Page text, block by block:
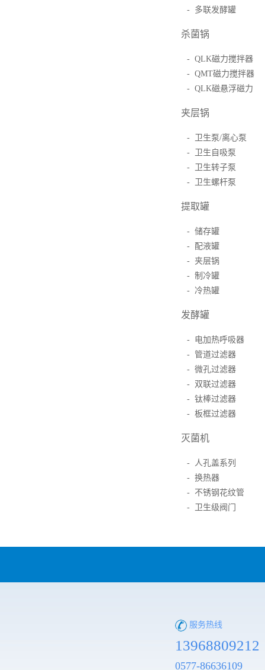
- 多联发酵罐
杀菌锅
- QLK磁力搅拌器
- QMT磁力搅拌器
- QLK磁悬浮磁力
夹层锅
- 卫生泵/离心泵
- 卫生自吸泵
- 卫生转子泵
- 卫生螺杆泵
提取罐
- 储存罐
- 配液罐
- 夹层锅
- 制冷罐
- 冷热罐
发酵罐
- 电加热呼吸器
- 管道过滤器
- 微孔过滤器
- 双联过滤器
- 钛棒过滤器
- 板框过滤器
灭菌机
- 人孔盖系列
- 换热器
- 不锈钢花纹管
- 卫生级阀门
服务热线
13968809212
0577-86636109